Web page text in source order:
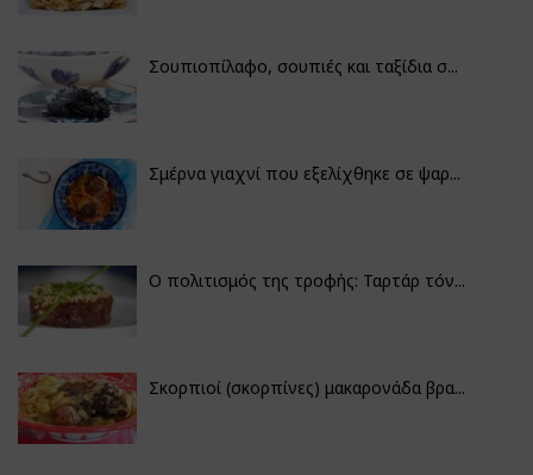
Σουπιοπίλαφο, σουπιές και ταξίδια σ...
Σμέρνα γιαχνί που εξελίχθηκε σε ψαρ...
Ο πολιτισμός της τροφής: Ταρτάρ τόν...
Σκορπιοί (σκορπίνες) μακαρονάδα βρα...